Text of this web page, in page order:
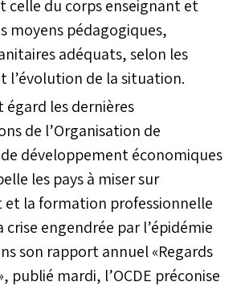
celle du corps enseignant et
moyens pédagogiques,
adéquats, selon les
l’évolution de la situation.
égard les dernières
de l’Organisation de
développement économiques
les pays à miser sur
et la formation professionnelle
engendrée par l’épidémie
son rapport annuel «Regards
publié mardi, l’OCDE préconise